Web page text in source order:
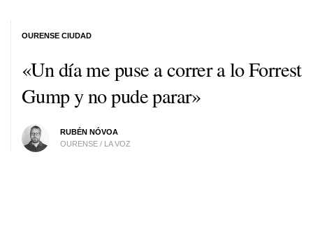
«Un día me puse a correr a lo Forrest
Gump y no pude parar»
RUBÉN NÓVOA
OURENSE / LA VOZ
OURENSE CIUDAD